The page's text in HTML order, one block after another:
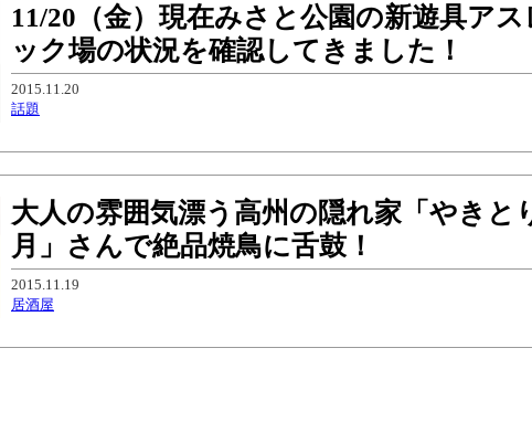
11/20（金）現在みさと公園の新遊具アス
ック場の状況を確認してきました！
2015.11.20
話題
大人の雰囲気漂う高州の隠れ家「やきと
月」さんで絶品焼鳥に舌鼓！
2015.11.19
居酒屋